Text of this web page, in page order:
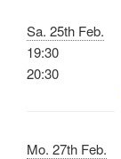
Sa. 25th Feb.
19:30
20:30
Mo. 27th Feb.